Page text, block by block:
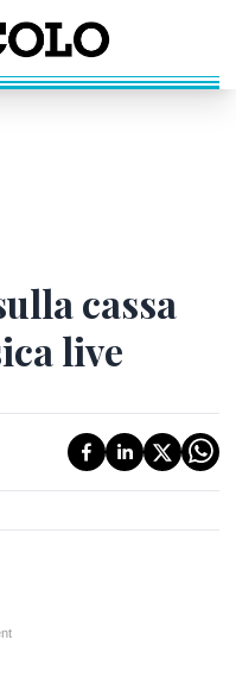
cassa
live